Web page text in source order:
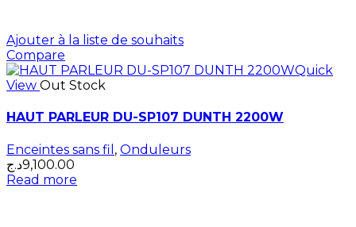
Ajouter à la liste de souhaits
Compare
Quick
View Out Stock
HAUT PARLEUR DU-SP107 DUNTH 2200W
Enceintes sans fil , Onduleurs
9,100.00د.ج
Read more